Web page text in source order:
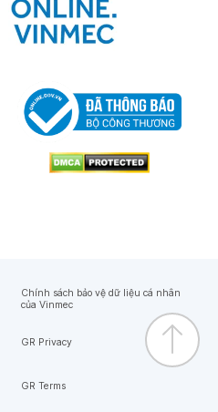
Chính sách bảo vệ dữ liệu cá nhân
của Vinmec
GR Privacy
GR Terms